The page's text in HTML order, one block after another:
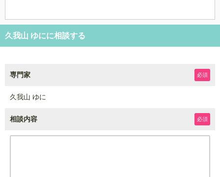
久我山 ゆにに相談する
専門家 必須
久我山 ゆに
相談内容 必須